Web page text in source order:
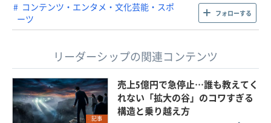
コンテンツ・エンタメ・文化芸能・スポ
ーツ
フォローする
リーダーシップの関連コンテンツ
記事
売上5億円で急停止…誰も教えてく
れない「拡大の谷」のコワすぎる
構造と乗り越え方